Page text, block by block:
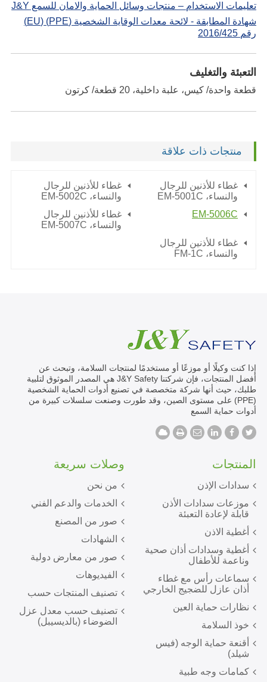
تعليمات الاستخدام – منتجات وسائل الحماية والامان للسمع J&Y
شهادة المطابقة - لائحة معدات الوقاية الشخصية (PPE) (EU)
رقم 2016/425
التعبئة والتغليف
قطعة واحدة/ كيس، علبة داخلية، 20 قطعة/ كرتون
منتجات ذات علاقة
غطاء للأذنين للرجال
والنساء، EM-5001C
غطاء للأذنين للرجال
والنساء، EM-5002C
EM-5006C
غطاء للأذنين للرجال
والنساء، EM-5007C
غطاء للأذنين للرجال
والنساء، FM-1C
إذا كنت وكيلًا أو موزعًا أو مستخدمًا لمنتجات السلامة، وتبحث عن
أفضل المنتجات، فإن شركتنا J&Y Safety هي المصدر الموثوق لتلبية
طلبك، حيث أنها شركة متخصصة في تصنيع أدوات الحماية الشخصية
(PPE) على مستوى الصين، وقد طورت وصنعت سلسلات كبيرة من
أدوات حماية السمع
وصلات سريعة
من نحن
الخدمات والدعم الفني
صور من المصنع
الشهادات
صور من معارض دولية
الفيديوهات
تصنيف المنتجات حسب
تصنيف حسب معدل عزل
الضوضاء (بالديسيبل)
المنتجات
سدادات الإذن
موزعات سدادات الأذن
قابلة لإعادة التعبئة
أغطية الاذن
أغطية وسدادات أذان صحية
وناعمة للأطفال
سماعات رأس مع غطاء
أذان عازل للضجيج الخارجي
نظارات حماية العين
خوذ السلامة
أقنعة حماية الوجه (فيس
شيلد)
كمامات وجه طبية